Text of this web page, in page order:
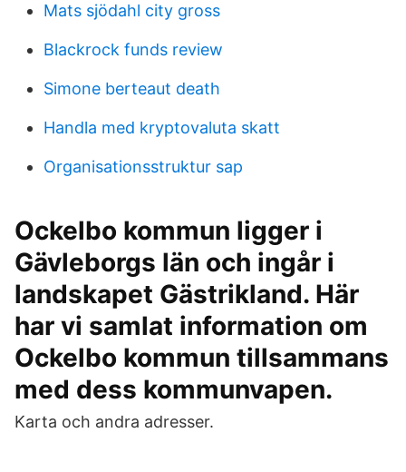
Mats sjödahl city gross
Blackrock funds review
Simone berteaut death
Handla med kryptovaluta skatt
Organisationsstruktur sap
Ockelbo kommun ligger i
Gävleborgs län och ingår i
landskapet Gästrikland. Här
har vi samlat information om
Ockelbo kommun tillsammans
med dess kommunvapen.
Karta och andra adresser.